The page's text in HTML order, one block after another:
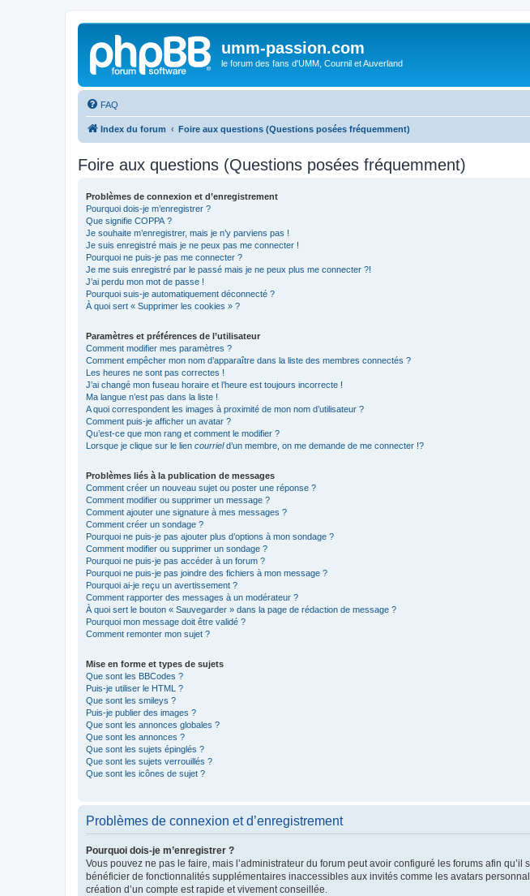
umm-passion.com
le forum des fans d'UMM, Cournil et Auverland
FAQ
Index du forum Foire aux questions (Questions posées fréquemment)
Foire aux questions (Questions posées fréquemment)
Problèmes de connexion et d’enregistrement
Pourquoi dois-je m’enregistrer ?
Que signifie COPPA ?
Je souhaite m’enregistrer, mais je n’y parviens pas !
Je suis enregistré mais je ne peux pas me connecter !
Pourquoi ne puis-je pas me connecter ?
Je me suis enregistré par le passé mais je ne peux plus me connecter ?!
J’ai perdu mon mot de passe !
Pourquoi suis-je automatiquement déconnecté ?
À quoi sert « Supprimer les cookies » ?
Paramètres et préférences de l’utilisateur
Comment modifier mes paramètres ?
Comment empêcher mon nom d’apparaître dans la liste des membres connectés ?
Les heures ne sont pas correctes !
J’ai changé mon fuseau horaire et l’heure est toujours incorrecte !
Ma langue n’est pas dans la liste !
A quoi correspondent les images à proximité de mon nom d’utilisateur ?
Comment puis-je afficher un avatar ?
Qu’est-ce que mon rang et comment le modifier ?
Lorsque je clique sur le lien courrield’un membre, on me demande de me connecter !?
Problèmes liés à la publication de messages
Comment créer un nouveau sujet ou poster une réponse ?
Comment modifier ou supprimer un message ?
Comment ajouter une signature à mes messages ?
Comment créer un sondage ?
Pourquoi ne puis-je pas ajouter plus d’options à mon sondage ?
Comment modifier ou supprimer un sondage ?
Pourquoi ne puis-je pas accéder à un forum ?
Pourquoi ne puis-je pas joindre des fichiers à mon message ?
Pourquoi ai-je reçu un avertissement ?
Comment rapporter des messages à un modérateur ?
À quoi sert le bouton « Sauvegarder » dans la page de rédaction de message ?
Pourquoi mon message doit être validé ?
Comment remonter mon sujet ?
Mise en forme et types de sujets
Que sont les BBCodes ?
Puis-je utiliser le HTML ?
Que sont les smileys ?
Puis-je publier des images ?
Que sont les annonces globales ?
Que sont les annonces ?
Que sont les sujets épinglés ?
Que sont les sujets verrouillés ?
Que sont les icônes de sujet ?
Problèmes de connexion et d’enregistrement
Pourquoi dois-je m’enregistrer ?
Vous pouvez ne pas le faire, mais l’administrateur du forum peut avoir configuré les forums afin
bénéficier de fonctionnalités supplémentaires inaccessibles aux invités comme les avatars
création d’un compte est rapide et vivement conseillée.